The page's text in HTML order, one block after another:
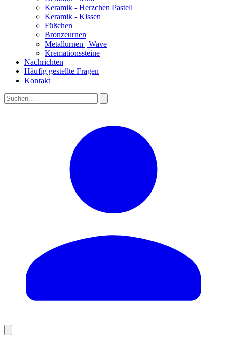
Keramik - Herzchen Pastell
Keramik - Kissen
Füßchen
Bronzeurnen
Metallurnen | Wave
Kremationssteine
Nachrichten
Häufig gestellte Fragen
Kontakt